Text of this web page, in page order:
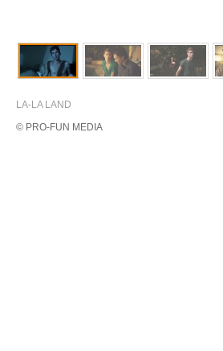
LA-LA LAND
© PRO-FUN MEDIA